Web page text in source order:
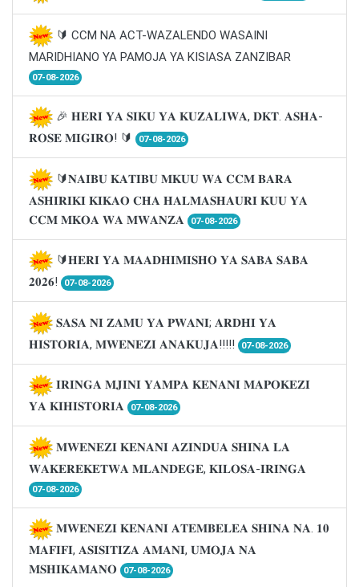
🔰 CCM NA ACT-WAZALENDO WASAINI
MARIDHIANO YA PAMOJA YA KISIASA ZANZIBAR
07-08-2026
🎉 𝐇𝐄𝐑𝐈 𝐘𝐀 𝐒𝐈𝐊𝐔 𝐘𝐀 𝐊𝐔𝐙𝐀𝐋𝐈𝐖𝐀, 𝐃𝐊𝐓. 𝐀𝐒𝐇𝐀-
𝐑𝐎𝐒𝐄 𝐌𝐈𝐆𝐈𝐑𝐎! 🔰
07-08-2026
🔰𝐍𝐀𝐈𝐁𝐔 𝐊𝐀𝐓𝐈𝐁𝐔 𝐌𝐊𝐔𝐔 𝐖𝐀 𝐂𝐂𝐌 𝐁𝐀𝐑𝐀
𝐀𝐒𝐇𝐈𝐑𝐈𝐊𝐈 𝐊𝐈𝐊𝐀𝐎 𝐂𝐇𝐀 𝐇𝐀𝐋𝐌𝐀𝐒𝐇𝐀𝐔𝐑𝐈 𝐊𝐔𝐔 𝐘𝐀
𝐂𝐂𝐌 𝐌𝐊𝐎𝐀 𝐖𝐀 𝐌𝐖𝐀𝐍𝐙𝐀
07-08-2026
🔰𝐇𝐄𝐑𝐈 𝐘𝐀 𝐌𝐀𝐀𝐃𝐇𝐈𝐌𝐈𝐒𝐇𝐎 𝐘𝐀 𝐒𝐀𝐁𝐀 𝐒𝐀𝐁𝐀
𝟐𝟎𝟐𝟔!
07-08-2026
𝐒𝐀𝐒𝐀 𝐍𝐈 𝐙𝐀𝐌𝐔 𝐘𝐀 𝐏𝐖𝐀𝐍𝐈; 𝐀𝐑𝐃𝐇𝐈 𝐘𝐀
𝐇𝐈𝐒𝐓𝐎𝐑𝐈𝐀, 𝐌𝐖𝐄𝐍𝐄𝐙𝐈 𝐀𝐍𝐀𝐊𝐔𝐉𝐀!!!!!
07-08-2026
𝐈𝐑𝐈𝐍𝐆𝐀 𝐌𝐉𝐈𝐍𝐈 𝐘𝐀𝐌𝐏𝐀 𝐊𝐄𝐍𝐀𝐍𝐈 𝐌𝐀𝐏𝐎𝐊𝐄𝐙𝐈
𝐘𝐀 𝐊𝐈𝐇𝐈𝐒𝐓𝐎𝐑𝐈𝐀
07-08-2026
𝐌𝐖𝐄𝐍𝐄𝐙𝐈 𝐊𝐄𝐍𝐀𝐍𝐈 𝐀𝐙𝐈𝐍𝐃𝐔𝐀 𝐒𝐇𝐈𝐍𝐀 𝐋𝐀
𝐖𝐀𝐊𝐄𝐑𝐄𝐊𝐄𝐓𝐖𝐀 𝐌𝐋𝐀𝐍𝐃𝐄𝐆𝐄, 𝐊𝐈𝐋𝐎𝐒𝐀-𝐈𝐑𝐈𝐍𝐆𝐀
07-08-2026
𝐌𝐖𝐄𝐍𝐄𝐙𝐈 𝐊𝐄𝐍𝐀𝐍𝐈 𝐀𝐓𝐄𝐌𝐁𝐄𝐋𝐄𝐀 𝐒𝐇𝐈𝐍𝐀 𝐍𝐀. 𝟏𝟎
𝐌𝐀𝐅𝐈𝐅𝐈, 𝐀𝐒𝐈𝐒𝐈𝐓𝐈𝐙𝐀 𝐀𝐌𝐀𝐍𝐈, 𝐔𝐌𝐎𝐉𝐀 𝐍𝐀
𝐌𝐒𝐇𝐈𝐊𝐀𝐌𝐀𝐍𝐎
07-08-2026